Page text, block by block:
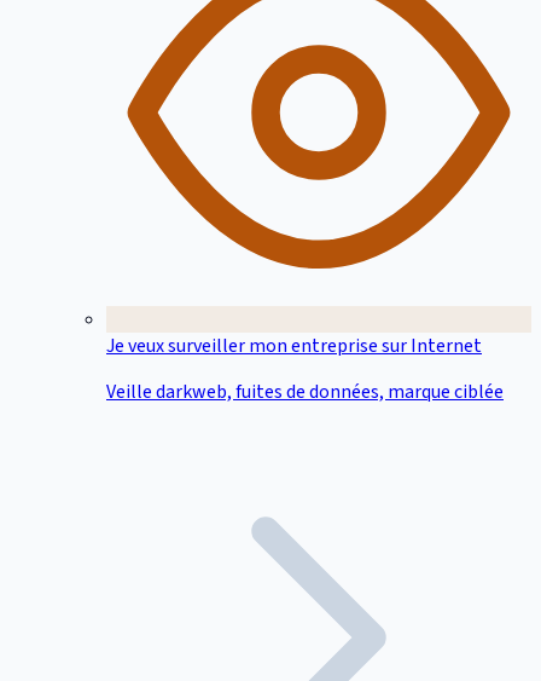
Je veux surveiller mon entreprise sur Internet
Veille darkweb, fuites de données, marque ciblée